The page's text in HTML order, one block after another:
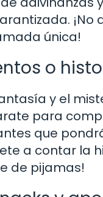
única!
o
y el
para
que
a contar la
de pijamas!